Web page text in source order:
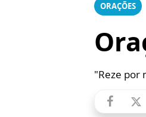
ORAÇÕES
"Reze por